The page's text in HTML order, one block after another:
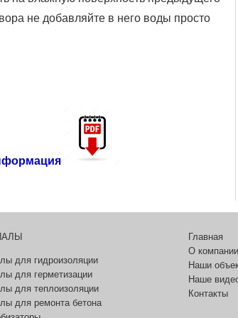
не добавляйте в него воды просто
для гидроизоляции
для герметизации
для теплоизоляции
для ремонта бетона
Главная
О компании
Наши
Наше
Контакты